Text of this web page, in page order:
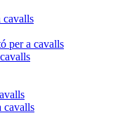
cavalls
per a cavalls
cavalls